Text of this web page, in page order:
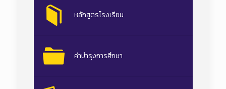
หลักสูตรโรงเรียน
ค่าบำรุงการศึกษา